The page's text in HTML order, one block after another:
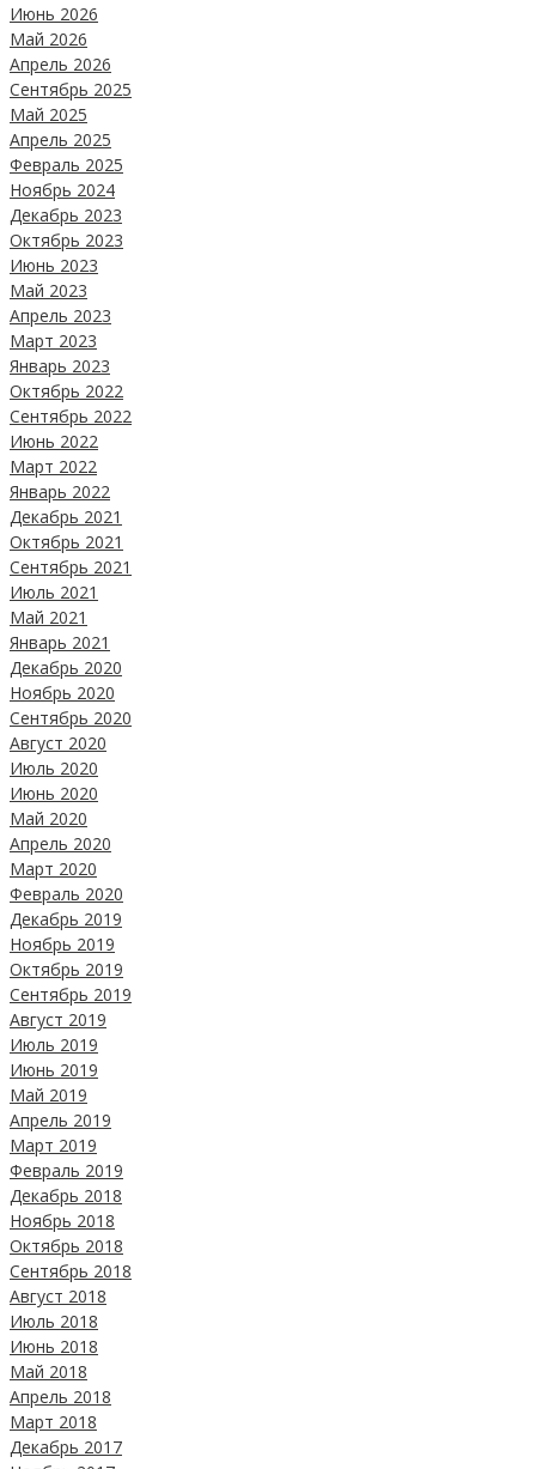
Июнь 2026
Май 2026
Апрель 2026
Сентябрь 2025
Май 2025
Апрель 2025
Февраль 2025
Ноябрь 2024
Декабрь 2023
Октябрь 2023
Июнь 2023
Май 2023
Апрель 2023
Март 2023
Январь 2023
Октябрь 2022
Сентябрь 2022
Июнь 2022
Март 2022
Январь 2022
Декабрь 2021
Октябрь 2021
Сентябрь 2021
Июль 2021
Май 2021
Январь 2021
Декабрь 2020
Ноябрь 2020
Сентябрь 2020
Август 2020
Июль 2020
Июнь 2020
Май 2020
Апрель 2020
Март 2020
Февраль 2020
Декабрь 2019
Ноябрь 2019
Октябрь 2019
Сентябрь 2019
Август 2019
Июль 2019
Июнь 2019
Май 2019
Апрель 2019
Март 2019
Февраль 2019
Декабрь 2018
Ноябрь 2018
Октябрь 2018
Сентябрь 2018
Август 2018
Июль 2018
Июнь 2018
Май 2018
Апрель 2018
Март 2018
Декабрь 2017